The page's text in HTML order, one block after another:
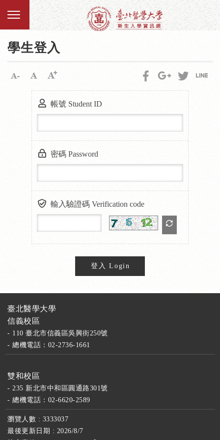
學生登入
帳號 Student ID
密碼 Password
輸入驗證碼 Verification code
臺北醫學大學
信義校區
- 110 臺北市信義區吳興街250號
- 總機電話：02-2736-1661
雙和校區
- 235 新北市中和區圓通路301號
- 總機電話：02-6620-2589
瀏覽人數 : 3333037
最後更新日期 : 2026/8/7